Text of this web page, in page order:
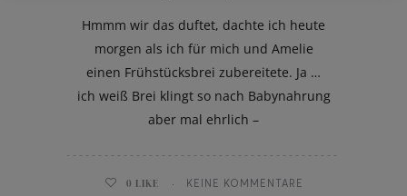
Hmmm wir das duftet, dachte ich heute
morgen als ich für mich und Amelie
einen Frühstücksbrei zubereitete. Ja …
ich weiß Brei klingt so nach Babynahrung
aber mal ehrlich –
0 LIKE KEINE KOMMENTARE